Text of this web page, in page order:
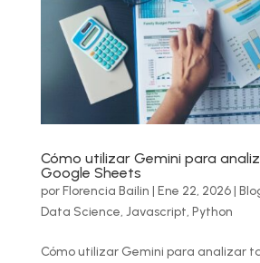
Cómo utilizar Gemini para
Google Sheets
porFlorencia Bailin | Ene 22, 2026|
Data Science, Javascript, Python
Cómo utilizar Gemini para analizar